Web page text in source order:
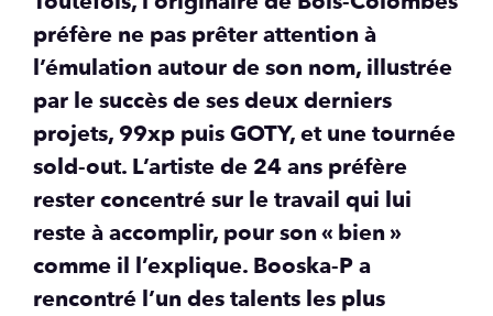
préfère ne pas prêter attention à
l’émulation autour de son nom, illustrée
par le succès de ses deux derniers
projets, 99xp puis GOTY, et une tournée
sold-out. L’artiste de 24 ans préfère
rester concentré sur le travail qui lui
reste à accomplir, pour son « bien »
comme il l’explique. Booska-P a
rencontré l’un des talents les plus